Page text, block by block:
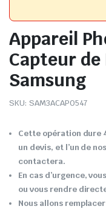
Appareil
Capteur
Samsung
SKU: SAM3ACAP0547
Cette opération dure
un devis, et l’un de
contactera.
En cas d’urgence,
ou vous rendre
Nous allons